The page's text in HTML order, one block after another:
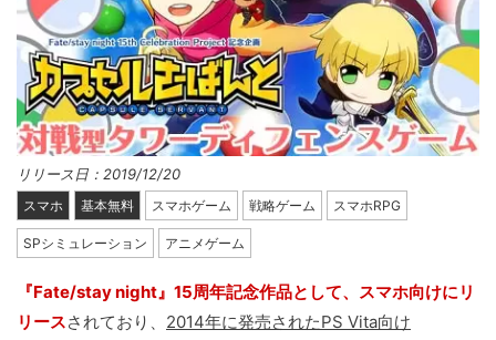
リリース日：2019/12/20
スマホ 基本無料 スマホゲーム 戦略ゲーム スマホRPG
SPシミュレーション アニメゲーム
『Fate/stay night』15周年記念作品として、スマホ向けにリ
リースされており、 2014年に発売されたPS Vita向け